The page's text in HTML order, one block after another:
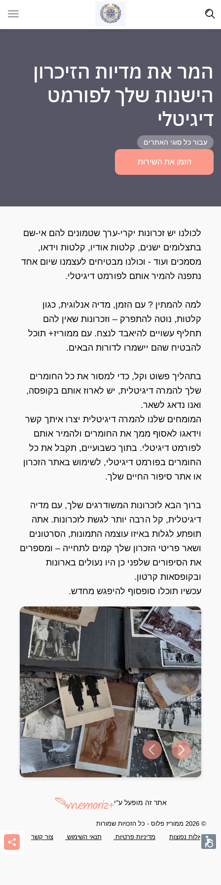
המר את מדיות הזיכרון
הישנות שלך לפורמט
דיגיטלי
עבור כל סוגי האתרים
הזמן את השירות
לכולנו יש זכרונות יקרי-ערך שטמונים להם אי-שם
בתצלומים ישנים, קלטות אודיו, קלטות וידאו,
מסמכים ועוד - וכולנו מבטיחים לעצמנו שיום אחד
נתפנה להמיר אותם לפורמט דיגיטלי.
למה להמתין ? עם הזמן, מדיה אנלוגית, כגון
קלטות, נוטה להתפרק – וזכרונות שאין להם
תחליף עשויים להיאבד לנצח. עם ממוריז+ תוכל
להבטיח שהם יישמרו לדורות הבאים.
בתהליך פשוט וקל, כדי למסור את כל החומרים
שלך להמרה דיגיטלית, יש לארוז אותם בקופסה,
ואנו נדאג לשאר.
המומחים שלנו להמרה דיגיטלית יצרו איתך קשר
וידאגו לאסוף ממך את החומרים ולהמיר אותם
לפורמט דיגיטלי. בתוך כשבועיים, תקבל את כל
החומרים בפורמט דיגיטלי, לשימוש באתר הזכרון
או אתר סיפור החיים שלך.
ברוך הבא לזכרונות המשודרגים שלך, עם מדיה
דיגיטלית, קל הרבה יותר לגשת לזכרונות. אתה
תופתע לגלות באיזו עוצמה התמונות, הסרטונים
ושאר פריטי הזכרון שלך קמים לתחייה – ומספרים
את הסיפורים שלפני כן היו נעולים בארונות
ובקופסאות קרטון.
עכשיו תוכלו סופסוף להיפגש מחדש.
Previous slideNext slide
אתר זה מופעל ע"י
© 2026 ממוריז פלוס - כל הזכויות שמורות
שאלות נפוצות
מדיניות פרטיות תנאי השימוש צור קשר